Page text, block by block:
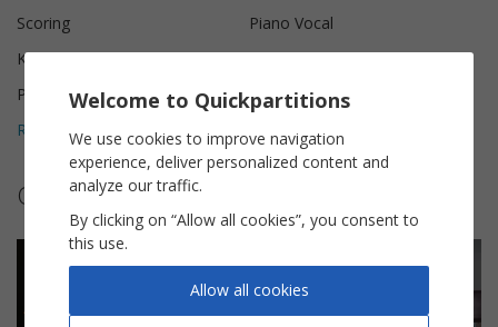
Scoring
Piano Vocal
Key
C major
Pages
6
Reviews (
Other sheet music by Serge Lama
Welcome to Quickpartitions
We use cookies to improve navigation
experience, deliver personalized content and
analyze our traffic.
By clicking on “Allow all cookies”, you consent to
this use.
Allow all cookies